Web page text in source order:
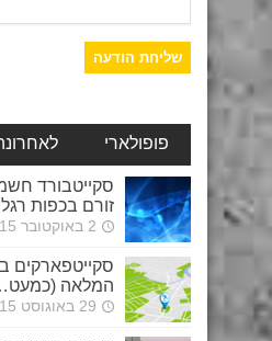
פופולארי
זורם בכפות
2 באוקטובר 2015
סקייטפארקים
המלאה
29 באוגוסט 2015